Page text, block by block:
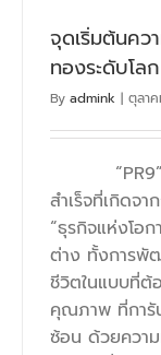
จุดเริ่มต้นคว
ทองระดับโ
By admink | ตุลา
“PR9” บริ
สำเร็จที่เกิดจ
“ธุรกิจแห่งโอ
ต่าง ทั้งการพั
ชีวิตในแบบที่
คุณภาพ ที่การั
ซ้อน ด้วยควา